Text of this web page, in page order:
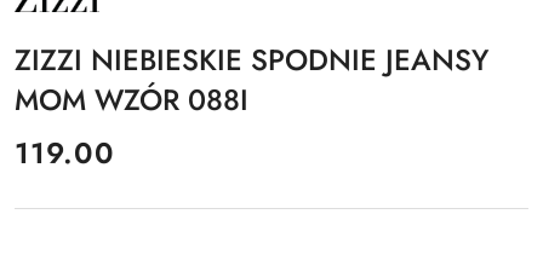
PRODUCENTA:
ZIZZI NIEBIESKIE SPODNIE JEANSY
MOM WZÓR 088I
cena:
119.00